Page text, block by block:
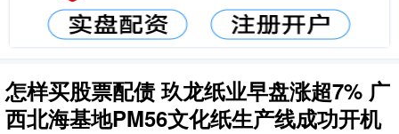
怎样买股票配债 玖龙纸业早盘涨超7% 广
西北海基地PM56文化纸生产线成功开机